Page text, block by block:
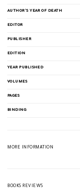
AUTHOR'S YEAR OF DEATH
EDITOR
PUBLISHER
EDITION
YEAR PUBLISHED
VOLUMES
PAGES
BINDING
MORE INFORMATION
BOOKS REVIEWS